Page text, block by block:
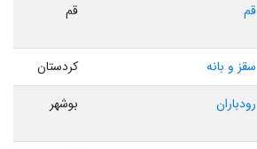
قم قم
سقز و بانه
کردستان
رودباران بوشهر